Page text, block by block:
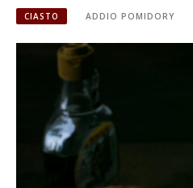
CIASTO ADDIO POMIDORY